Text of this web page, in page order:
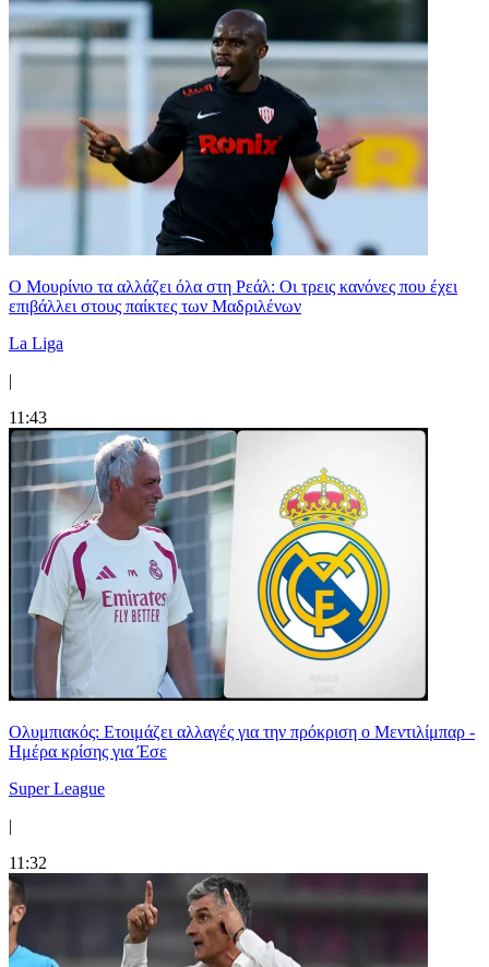
Ο Μουρίνιο τα αλλάζει όλα στη Ρεάλ: Οι τρεις κανόνες που έχει
επιβάλλει στους παίκτες των Μαδριλένων
La Liga
|
11:43
Ολυμπιακός: Ετοιμάζει αλλαγές για την πρόκριση ο Μεντιλίμπαρ -
Ημέρα κρίσης για Έσε
Super League
|
11:32